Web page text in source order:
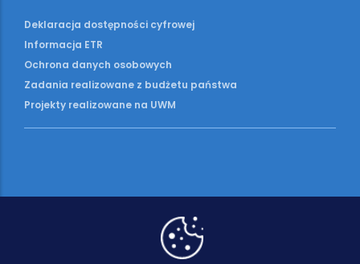
Deklaracja dostępności cyfrowej
Informacja ETR
Ochrona danych osobowych
Zadania realizowane z budżetu państwa
Projekty realizowane na UWM